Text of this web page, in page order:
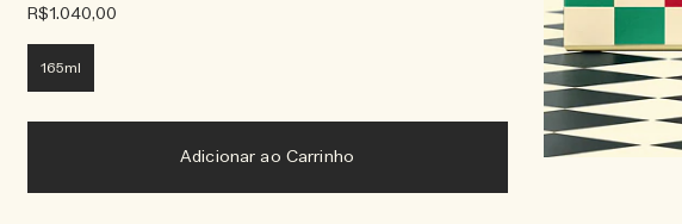
R$1.040,00
165ml
Adicionar ao Carrinho